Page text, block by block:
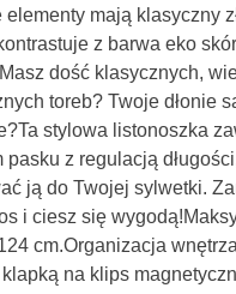
elementy mają klasyczny
z barwa eko
dość klasycznych,
toreb? Twoje dłonie
stylowa listonoszka
pasku z regulacją
ją do Twojej sylwetki.
i ciesz się
cm.Organizacja
na klips